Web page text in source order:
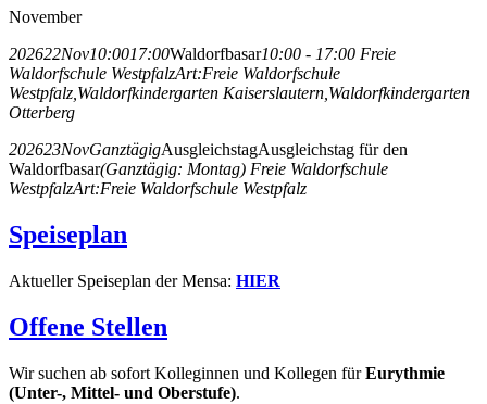
November
202622Nov10:0017:00Waldorfbasar10:00 - 17:00 Freie
Waldorfschule WestpfalzArt:Freie Waldorfschule
Westpfalz,Waldorfkindergarten Kaiserslautern,Waldorfkindergarten
Otterberg
202623NovGanztägigAusgleichstagAusgleichstag für den
Waldorfbasar(Ganztägig: Montag) Freie Waldorfschule
WestpfalzArt:Freie Waldorfschule Westpfalz
Speiseplan
Aktueller Speiseplan der Mensa: HIER
Offene Stellen
Wir suchen ab sofort Kolleginnen und Kollegen fürEurythmie
(Unter-, Mittel- und Oberstufe).